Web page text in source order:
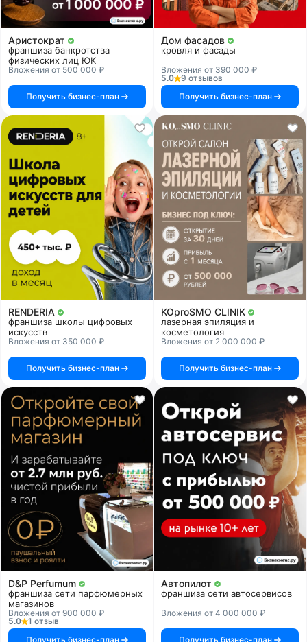
Аристократ
франшиза банкротства
физических лиц ЮК
Вложения от 500 000 ₽
Получить бизнес-план
Дом фасадов
кровля и фасады
Вложения от 390 000 ₽
5.0
9 отзывов
Получить бизнес-план
RENDERIA
франшиза школы цифровых
искусств
Вложения от 350 000 ₽
Получить бизнес-план
KOproSMO CLINIK
лазерная эпиляция и
косметология
Вложения от 2 000 000 ₽
Получить бизнес-план
D&P Perfumum
франшиза сети парфюмерных
магазинов
Вложения от 900 000 ₽
5.0
1 отзыв
Получить бизнес-план
Автопилот
франшиза сети автосервисов
Вложения от 4 000 000 ₽
Получить бизнес-план